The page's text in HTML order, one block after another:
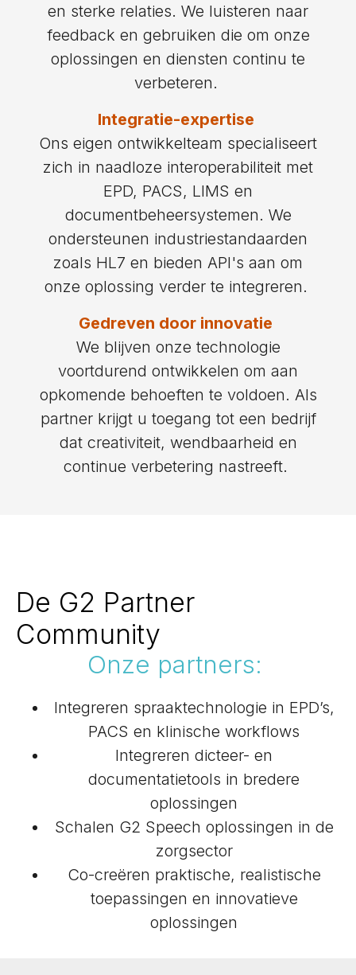
en sterke relaties. We luisteren naar
feedback en gebruiken die om onze
oplossingen en diensten continu te
verbeteren.
Integratie-expertise
Ons eigen ontwikkelteam specialiseert
zich in naadloze interoperabiliteit met
EPD, PACS, LIMS en
documentbeheersystemen. We
ondersteunen industriestandaarden
zoals HL7 en bieden API's aan om
onze oplossing verder te integreren.
Gedreven door innovatie
We blijven onze technologie
voortdurend ontwikkelen om aan
opkomende behoeften te voldoen. Als
partner krijgt u toegang tot een bedrijf
dat creativiteit, wendbaarheid en
continue verbetering nastreeft.
De G2 Partner
Community
Onze partners:
Integreren spraaktechnologie in EPD’s,
PACS en klinische workflows
Integreren dicteer- en
documentatietools in bredere
oplossingen
Schalen G2 Speech oplossingen in de
zorgsector
Co-creëren praktische, realistische
toepassingen en innovatieve
oplossingen